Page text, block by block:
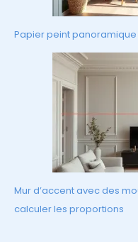
Papier peint
Mur d’accent avec des
calculer les proportions